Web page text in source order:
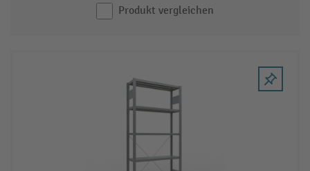
Produkt vergleichen